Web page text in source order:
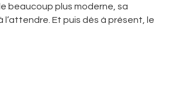
beaucoup plus moderne, sa
Et puis dès à présent, le